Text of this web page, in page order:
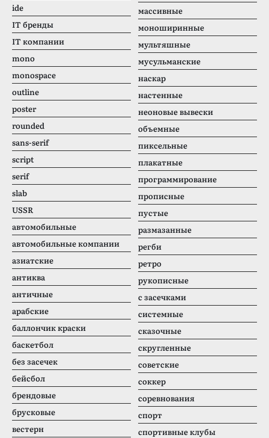
ide
IT бренды
IT компании
mono
monospace
outline
poster
rounded
sans-serif
script
serif
slab
USSR
автомобильные
автомобильные компании
азиатские
антиква
античные
арабские
баллончик краски
баскетбол
без засечек
бейсбол
брендовые
брусковые
вестерн
массивные
моноширинные
мультяшные
мусульманские
наскар
настенные
неоновые вывески
объемные
пиксельные
плакатные
программирование
прописные
пустые
размазанные
регби
ретро
рукописные
с засечками
системные
сказочные
скругленные
советские
соккер
соревнования
спорт
спортивные клубы